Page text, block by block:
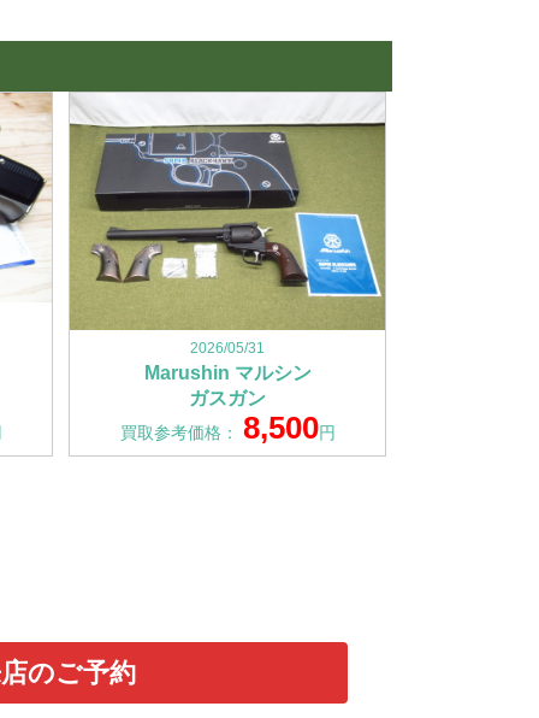
2026/05/31
Marushin マルシン
ガスガン
買取参考価格： 8,500円
のご予約